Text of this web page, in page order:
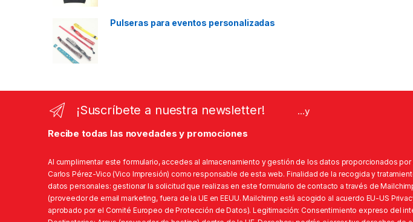
Pulseras para eventos personalizadas
¡Suscríbete a nuestra newsletter!
...y
Recibe todas las novedades y promociones
Al cumplimentar este formulario, accedes al almacenamiento y gestión de los datos proporcionados por
Carlos Pérez-Vico (Vico Impresión) como responsable de esta web. Finalidad de la recogida y
datos personales: gestionar la solicitud que realizas en este formulario de contacto a través de
(proveedor de email marketing, fuera de la UE en EEUU. Mailchimp está acogido al acuerdo EU-US
aprobado por el Comité Europeo de Protección de Datos). Legitimación: Consentimiento expreso del